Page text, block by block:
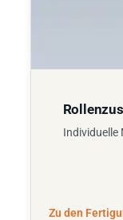
Individuelle
Zu den